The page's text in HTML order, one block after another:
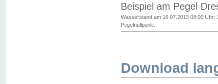
Beispiel am Pegel
Wasserstand am 16.07.2013 08:00 Uhr:
Pegelnullpunkt
Download